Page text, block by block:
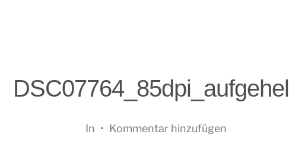
In • Kommentar hinzufügen